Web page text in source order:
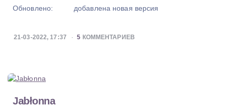
Обновлено:
добавлена новая версия
21-03-2022, 17:37 5 КОММЕНТАРИЕВ
Jabłonna